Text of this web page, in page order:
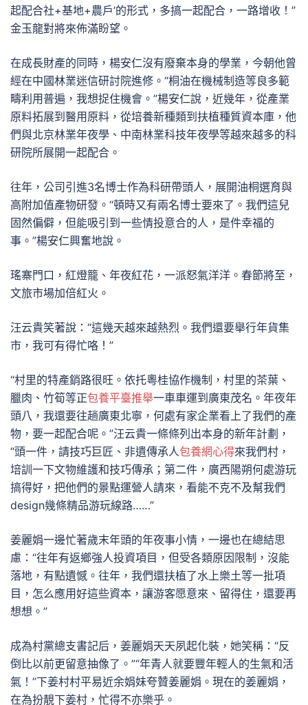
起配合社+基地+農戶’的形式，多搞一起配合，一路增收！”
金玉龍對將來佈滿盼望。
在成長財產的同時，楊安仁沒有廢棄本身的學業，今朝他曾
經在中國林業迷信研討院進修。“桐油在機械制造等良多範
疇利用普遍，我想捉住機會。”楊安仁說，近幾年，從產業
原料拓展到醫用原料，從培養新種類到扶植種質資本庫，他
們與北京林業年夜學、中南林業科技年夜學等越來越多的科
研院所展開一起配合。
往年，公司引進3名博士作為科研帶頭人，展開油桐選育與
高附加值產物研發。“頓時又有兩名博士要來了。我們這兒
固然偏僻，但能吸引到一些情投意合的人，是件幸福的
事。”楊安仁興奮地說。
瑤寨門口，紅燈籠、年夜紅花，一派怒氣洋洋。春節將至，
文旅市場加倍紅火。
汪云貴笑著說：“這幾天越來越熱烈。我們還要舉行年貨集
市，我可有得忙咯！”
“村里的特產銷路很旺。依托粵桂協作機制，村里的茶葉、
臘肉、竹筍等正包養平臺推舉一車車運到廣東茂名。年夜年
頭八，我還要往趟廣東北寧，何處有家企業看上了我們的產
物，要一起配合呢。”汪云貴一條條列出本身的新年計劃，
“頭一件，請技巧巨匠、非遺傳承人包養網心得來我們村，
培訓一下文物維護和技巧傳承；第二件，廣西陽朔何處游玩
搞得好，把他們的景點運營人請來，看能不克不及幫我們
design幾條精品游玩線路……”
姜麗娟一邊忙著歲末年頭的年夜事小情，一邊也在總結思
慮：“往年有返鄉強人投資項目，但受各類原因限制，沒能
落地，有點遺憾。往年，我們還扶植了水上樂土等一批項
目，怎么應用好這些資本，讓游客愿意來、留得住，還要再
想想。”
成為村黨總支書記后，姜麗娟天天夙起化裝，她笑稱：“反
倒比以前更留意抽像了。”“年青人就要豐年輕人的生氣和活
氣！”下姜村村平易近余娟妹夸贊姜麗娟。現在的姜麗娟，
在為扮靚下姜村，忙得不亦樂乎。